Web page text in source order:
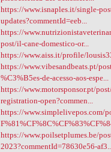
https://www.isnaples.it/single-
updates?commentId=eeb...
https://
post/il-cane-domestico-or...
https://www.aiss.it/profile/
https://www.vibesandbeats.pt/
%C3%B5es-de-acesso-aos-espe...
https://www.motorsponsor.pt/
registration-open?commen...
https://www.simplelivepos.com/
https://www.poilsetplumes.be/
2023?commentId=78630e56-